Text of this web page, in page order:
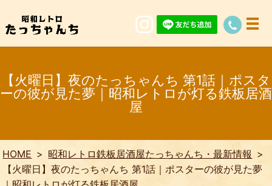
【火曜日】夜のたっちゃんち 第1話｜ポスタ
ーの彼が見た夢｜昭和レトロが灯る鉄板居酒
屋
HOME
昭和レトロ鉄板居酒屋たっちゃんち・最新情報
【火曜日】夜のたっちゃんち 第1話｜ポスターの彼が見た夢